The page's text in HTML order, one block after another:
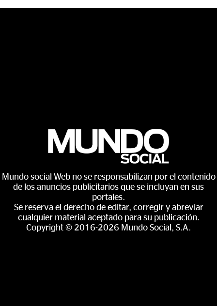
Mundo social Web no se responsabilizan por el contenido
de los anuncios publicitarios que se incluyan en sus
portales.
Se reserva el derecho de editar, corregir y abreviar
cualquier material aceptado para su publicación.
Copyright © 2016-2026 Mundo Social, S.A.